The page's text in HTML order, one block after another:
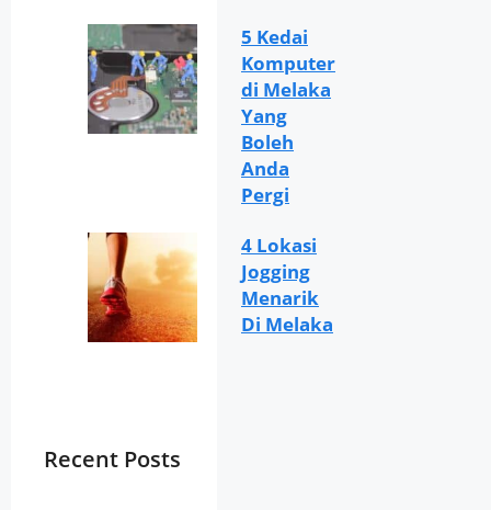
5 Kedai
Komputer
di Melaka
Yang
Boleh
Anda
Pergi
4 Lokasi
Jogging
Menarik
Di Melaka
Recent Posts